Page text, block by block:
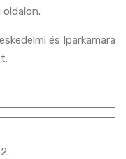
oldalon.
és Iparkamara